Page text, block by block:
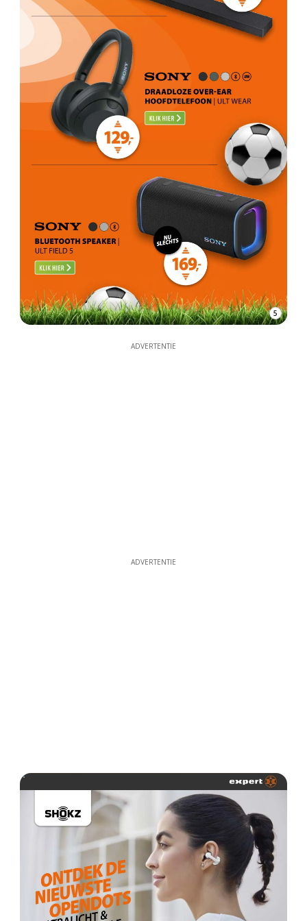
5
ADVERTENTIE
ADVERTENTIE